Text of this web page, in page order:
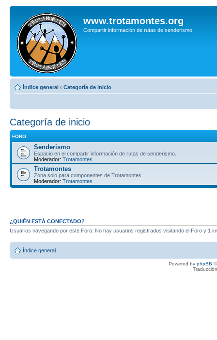
www.trotamontes.org
Compartir información de rutas de senderismo
Índice general ‹ Categoría de inicio
Categoría de inicio
FORO
Senderismo
Espacio en el compartir información de rutas de senderismo.
Moderador: Trotamontes
Trotamontes
Zona solo para componentes de Trotamontes.
Moderador: Trotamontes
¿QUIÉN ESTÁ CONECTADO?
Usuarios navegando por este Foro: No hay usuarios registrados visitando el Foro y 1
Índice general
Powered by phpBB